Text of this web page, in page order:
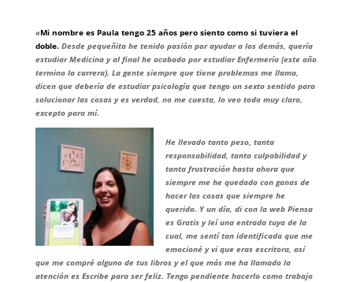
«Mi nombre es Paula tengo 25 años pero siento como si tuviera el
doble. Desde pequeñita he tenido pasión por ayudar a los demás, quería
estudiar Medicina y al final he acabado por estudiar Enfermería (este año
termino la carrera). La gente siempre que tiene problemas me llama,
dicen que debería de estudiar psicología que tengo un sexto sentido para
solucionar las cosas y es verdad, no me cuesta, lo veo todo muy claro,
excepto para mí.
He llevado tanto peso, tanta
responsabilidad, tanta culpabilidad y
tanta frustración hasta ahora que
siempre me he quedado con ganas de
hacer las cosas que siempre he
querido. Y un día, di con la web Piensa
es Gratis y leí una entrada tuya de la
cual, me sentí tan identificada que me
emocioné y vi que eras escritora, así
que me compré alguno de tus libros y el que más me ha llamado la
atención es Escribe para ser feliz. Tengo pendiente hacerlo como trabajo